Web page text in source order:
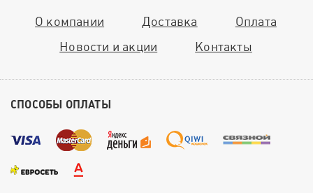
О компании Доставка
Оплата
Новости и акции
Контакты
СПОСОБЫ ОПЛАТЫ